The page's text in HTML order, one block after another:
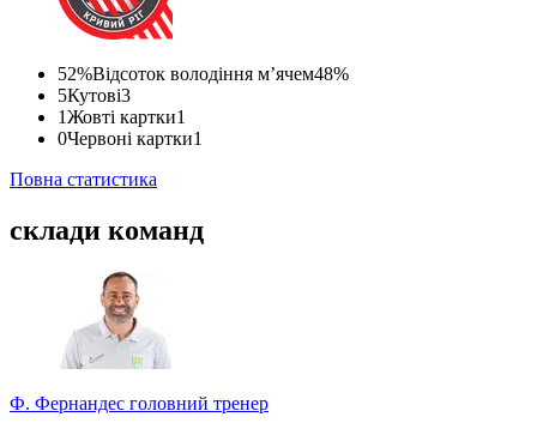
52%Відсоток володіння м’ячем48%
5Кутові3
1Жовті картки1
0Червоні картки1
Повна статистика
склади команд
Ф. Фернандес головний тренер